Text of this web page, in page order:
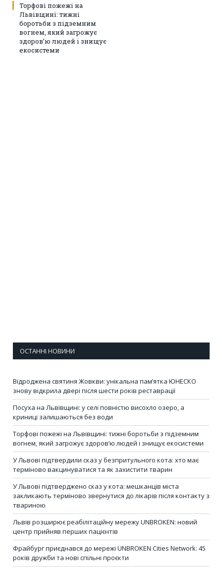
Торфові пожежі на
Львівщині: тижні
боротьби з підземним
вогнем, який загрожує
здоров’ю людей і знищує
екосистеми
ОСТАННІ НОВИНИ
Відроджена святиня Жовкви: унікальна пам’ятка ЮНЕСКО
знову відкрила двері після шести років реставрації
Посуха на Львівщині: у селі повністю висохло озеро, а
криниці залишаються без води
Торфові пожежі на Львівщині: тижні боротьби з підземним
вогнем, який загрожує здоров’ю людей і знищує екосистеми
У Львові підтвердили сказ у безпритульного кота: хто має
терміново вакцинуватися та як захистити тварин
У Львові підтверджено сказ у кота: мешканців міста
закликають терміново звернутися до лікарів після контакту з
твариною
Львів розширює реабілітаційну мережу UNBROKEN: новий
центр прийняв перших пацієнтів
Фрайбург приєднався до мережі UNBROKEN Cities Network: 45
років дружби та нові спільні проєкти